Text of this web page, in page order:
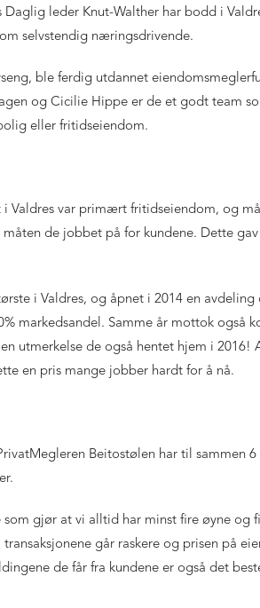
Daglig leder Knut-Walther har bodd i
selvstendig næringsdrivende.
ble ferdig utdannet
og Cicilie Hippe er de et godt team
eller fritidseiendom.
i Valdres var primært fritidseiendom, og
de jobbet på for kundene. Dette
i Valdres, og åpnet i 2014 en
markedsandel. Samme år mottok også
en utmerkelse de også hentet hjem i 2016!
en pris mange jobber hardt for å nå.
Beitostølen har til sammen
gjør at vi alltid har minst fire øyne og
går raskere og prisen på
de får fra kundene er også det